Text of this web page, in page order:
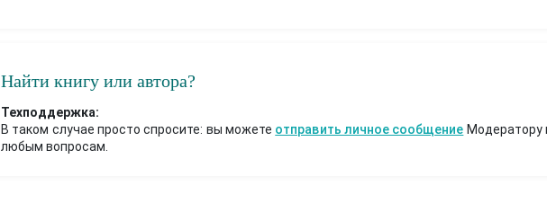
Найти книгу или автора?
Техподдержка:
В таком случае просто спросите: вы можете отправить личное сообщение Модератору
любым вопросам.